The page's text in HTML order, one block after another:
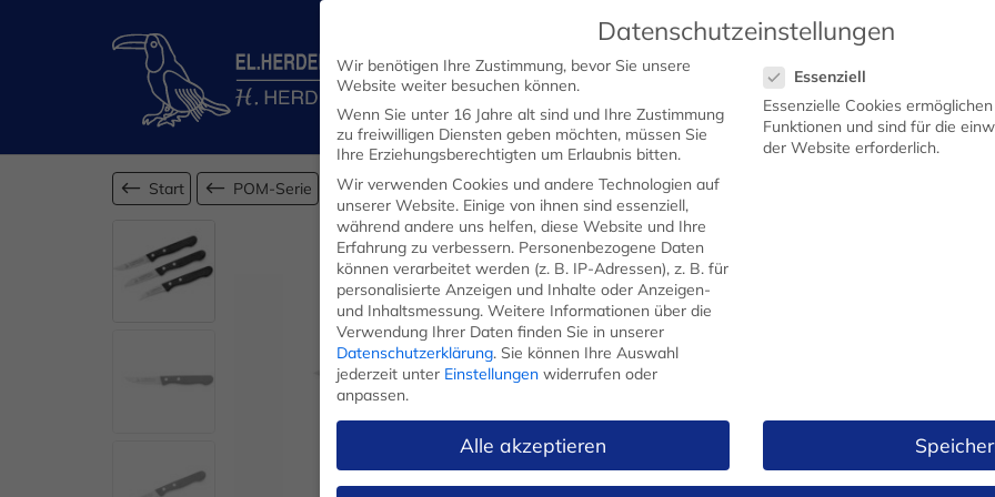
WERBEMESSER
Start POM-Serie
Klingenstärke: ca. 1,1mm
Material: Klinge aus
Herstellung: Echter
Datenschutzeinstellungen
Wir benötigen Ihre Zustimmung, bevor Sie unsere
Website weiter besuchen können.
Wenn Sie unter 16 Jahre alt sind und Ihre Zustimmung
zu freiwilligen Diensten geben möchten, müssen Sie
Ihre Erziehungsberechtigten um Erlaubnis bitten.
Wir verwenden Cookies und andere Technologien auf
unserer Website. Einige von ihnen sind essenziell,
während andere uns helfen, diese Website und Ihre
Erfahrung zu verbessern. Personenbezogene Daten
können verarbeitet werden (z. B. IP-Adressen), z. B. für
personalisierte Anzeigen und Inhalte oder Anzeigen-
und Inhaltsmessung. Weitere Informationen über die
Verwendung Ihrer Daten finden Sie in unserer
Datenschutzerklärung. Sie können Ihre Auswahl
jederzeit unter Einstellungen widerrufen oder
anpassen.
Essenziell
Essenzielle Cookies
Funktionen und sind für die
der Website erforderlich.
Alle akzeptieren